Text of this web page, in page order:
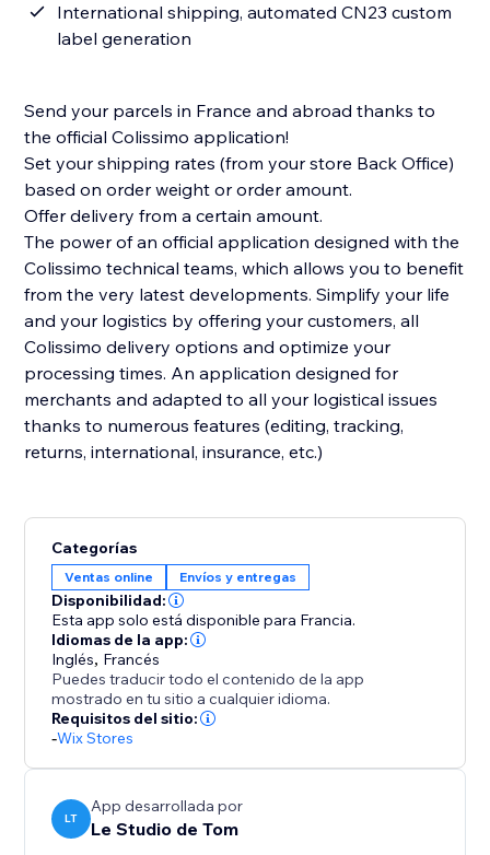
International shipping, automated CN23 custom
label generation
Send your parcels in France and abroad thanks to
the official Colissimo application!
Set your shipping rates (from your store Back Office)
based on order weight or order amount.
Offer delivery from a certain amount.
The power of an official application designed with the
Colissimo technical teams, which allows you to benefit
from the very latest developments. Simplify your life
and your logistics by offering your customers, all
Colissimo delivery options and optimize your
processing times. An application designed for
merchants and adapted to all your logistical issues
thanks to numerous features (editing, tracking,
returns, international, insurance, etc.)
Categorías
Ventas online Envíos y entregas
Disponibilidad:
Esta app solo está disponible para Francia.
Idiomas de la app:
Inglés, Francés
Puedes traducir todo el contenido de la app
mostrado en tu sitio a cualquier idioma.
Requisitos del sitio:
-Wix Stores
LT
App desarrollada por
Le Studio de Tom